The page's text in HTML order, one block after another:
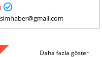
Daha fazla göster